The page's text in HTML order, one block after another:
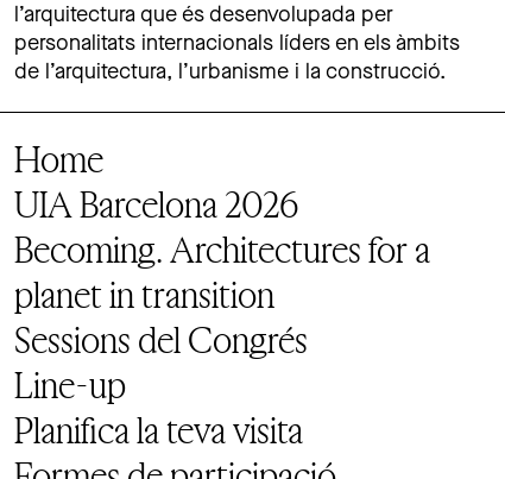
l’arquitectura que és desenvolupada per
personalitats internacionals líders en els àmbits
de l’arquitectura, l’urbanisme i la construcció.
Home
UIA Barcelona 2026
Becoming. Architectures for a
planet in transition
Sessions del Congrés
Line-up
Planifica la teva visita